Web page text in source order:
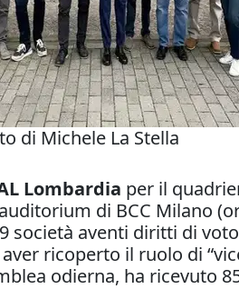
di Michele La Stella
Lombardia per il
di BCC Milano
società aventi diritti di
ricoperto il ruolo di
odierna, ha ricevuto